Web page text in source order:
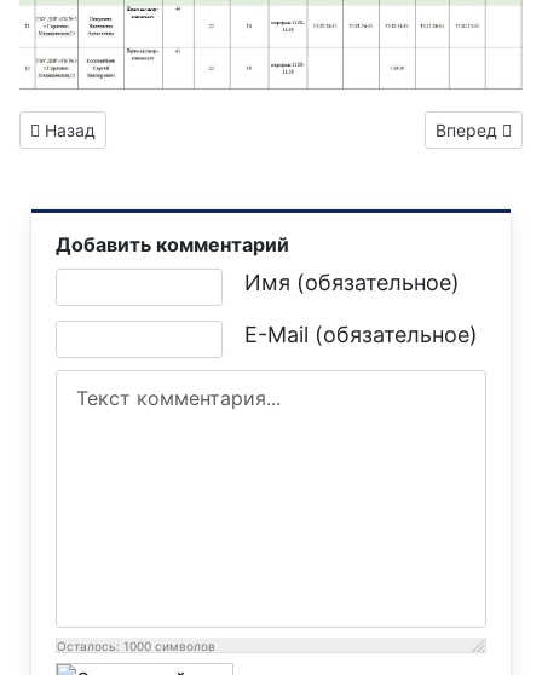
Предыдущий: Горловский филиал ГУП ДНР
Назад Следующий:
Вперед
Добавить комментарий
Имя (обязательное)
E-Mail (обязательное)
Текст комментария
Осталось: 1000 символов